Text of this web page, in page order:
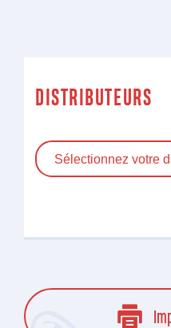
DISTRIBUTEURS